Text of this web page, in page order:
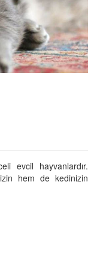
evcil hayvanlardır.
hem de kedinizin